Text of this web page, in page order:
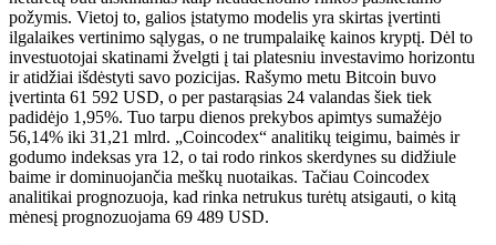
požymis. Vietoj to, galios įstatymo modelis yra skirtas įvertinti
ilgalaikes vertinimo sąlygas, o ne trumpalaikę kainos kryptį. Dėl to
investuotojai skatinami žvelgti į tai platesniu investavimo horizontu
ir atidžiai išdėstyti savo pozicijas. Rašymo metu Bitcoin buvo
įvertinta 61 592 USD, o per pastarąsias 24 valandas šiek tiek
padidėjo 1,95%. Tuo tarpu dienos prekybos apimtys sumažėjo
56,14% iki 31,21 mlrd. „Coincodex“ analitikų teigimu, baimės ir
godumo indeksas yra 12, o tai rodo rinkos skerdynes su didžiule
baime ir dominuojančia meškų nuotaikas. Tačiau Coincodex
analitikai prognozuoja, kad rinka netrukus turėtų atsigauti, o kitą
mėnesį prognozuojama 69 489 USD.